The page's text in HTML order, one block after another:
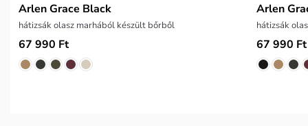
Arlen Grace Black
hátizsák olasz marhából készült bőrből
67 990 Ft
Arlen
hátizsák
67 990 Ft